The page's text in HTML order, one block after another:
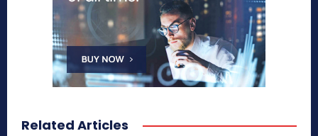
Related Articles